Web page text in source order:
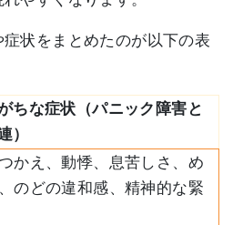
状をまとめたのが以下の表
ちな症状（パニック障害と
）
かえ、動悸、息苦しさ、め
のどの違和感、精神的な緊